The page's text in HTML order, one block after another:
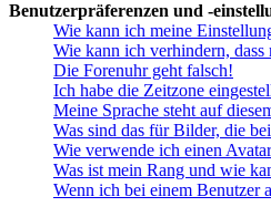
Benutzerpräferenzen und -
Wie kann ich meine
Wie kann ich verhindern,
Die Forenuhr geht falsch!
Ich habe die Zeitzone
Meine Sprache steht auf
Was sind das für Bilder, die
Wie verwende ich einen
Was ist mein Rang und wie
Wenn ich bei einem